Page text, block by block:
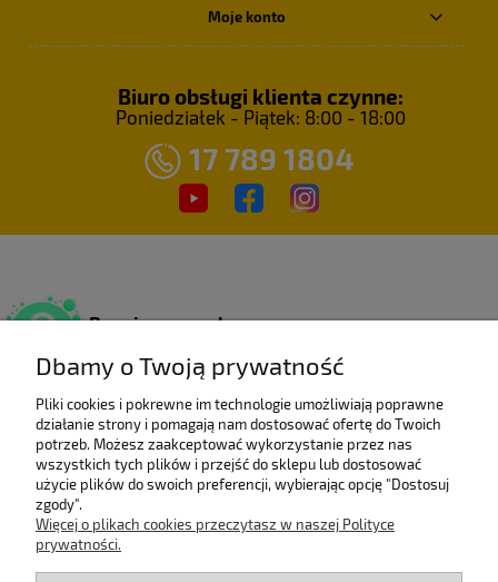
Moje konto
Biuro obsługi klienta czynne:
Poniedziałek - Piątek: 8:00 - 18:00
17 789 1804
Bezpieczne zakupy
Wieloletni laureat
rankingu e-Gazele Biznesu.
Wysyłka z Polski
Dbamy o Twoją prywatność
Pliki cookies i pokrewne im technologie umożliwiają poprawne
działanie strony i pomagają nam dostosować ofertę do Twoich
potrzeb. Możesz zaakceptować wykorzystanie przez nas
wszystkich tych plików i przejść do sklepu lub dostosować
użycie plików do swoich preferencji, wybierając opcję "Dostosuj
zgody".
Więcej o plikach cookies przeczytasz w naszej Polityce
prywatności.